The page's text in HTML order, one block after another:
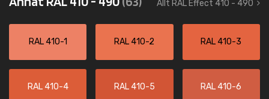
Allt RAL Effect 410 - 490
RAL 410-1 RAL 410-2 RAL 410-3
RAL 410-4 RAL 410-5 RAL 410-6